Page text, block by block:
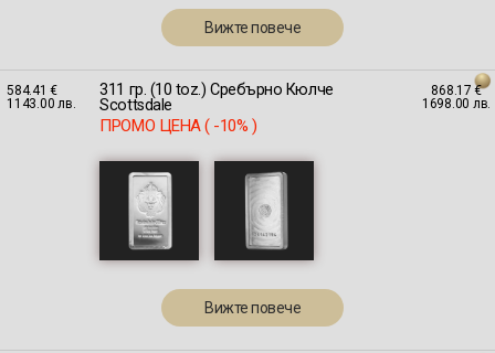
Вижте повече
584.41 €
1143.00 лв.
311 гр. (10 toz.) Сребърно Кюлче
Scottsdale
ПРОМО ЦЕНА ( -10% )
Вижте повече
868.17 €
1698.00 лв.